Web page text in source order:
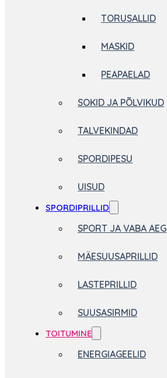
TORUSALLID
MASKID
PEAPAELAD
SOKID JA PÕLVIKUD
TALVEKINDAD
SPORDIPESU
UISUD
SPORDIPRILLID
SPORT JA VABA AEG
MÄESUUSAPRILLID
LASTEPRILLID
SUUSASIRMID
TOITUMINE
ENERGIAGEELID